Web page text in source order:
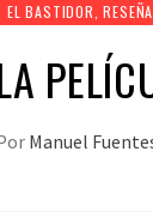
EL BASTIDOR,
Manuel